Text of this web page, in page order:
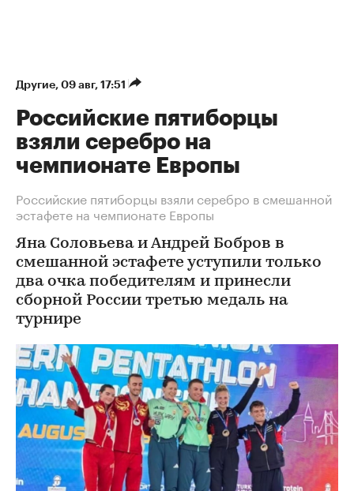
Другие⁠, 09 авг, 17:51
Российские пятиборцы
взяли серебро на
чемпионате Европы
Российские пятиборцы взяли серебро в смешанной
эстафете на чемпионате Европы
Яна Соловьева и Андрей Бобров в
смешанной эстафете уступили только
два очка победителям и принесли
сборной России третью медаль на
турнире